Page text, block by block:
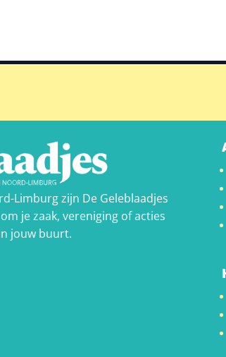
Limburg zijn De Geleblaadjes
je zaak, vereniging of acties
jouw buurt.